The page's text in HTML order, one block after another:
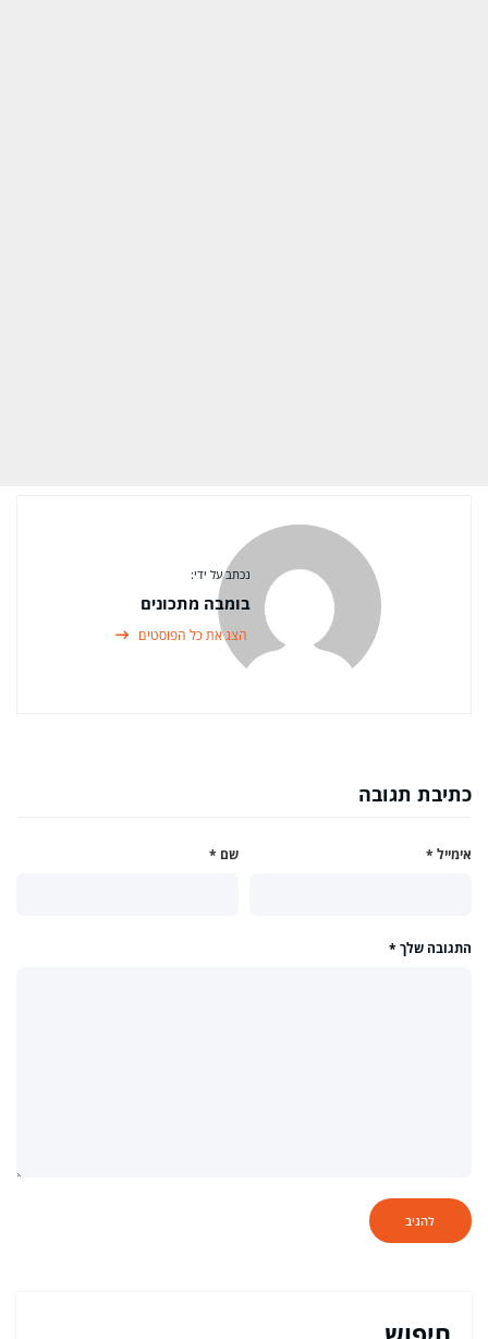
נכתב על ידי:
בומבה מתכונים
הצג את כל הפוסטים
כתיבת תגובה
שם * אימייל *
התגובה שלך *